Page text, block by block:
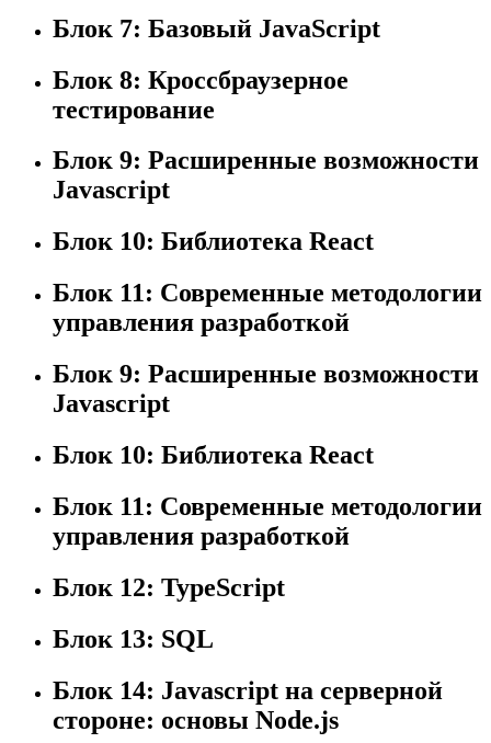
Блок 7: Базовый JavaScript
Блок 8: Кроссбраузерное
тестирование
Блок 9: Расширенные возможности
Javascript
Блок 10: Библиотека React
Блок 11: Современные методологии
управления разработкой
Блок 9: Расширенные возможности
Javascript
Блок 10: Библиотека React
Блок 11: Современные методологии
управления разработкой
Блок 12: TypeScript
Блок 13: SQL
Блок 14: Javascript на серверной
стороне: основы Node.js